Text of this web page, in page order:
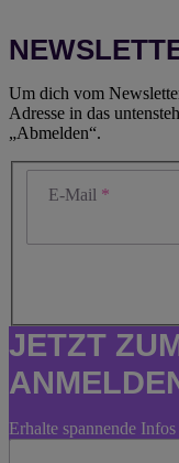
Um dich vom
Adresse in das
„Abmelden“.
E-Mail
JETZT
Erhalte spannende